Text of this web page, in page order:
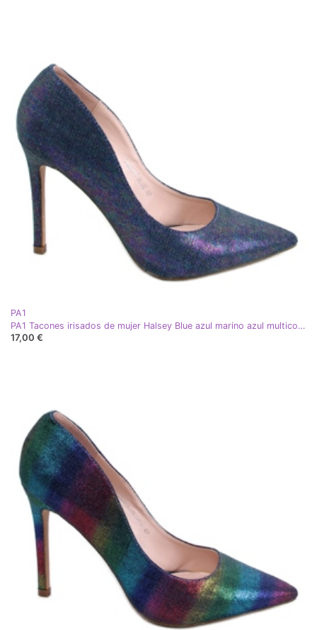
PA1
PA1 Tacones irisados ​​de mujer Halsey Blue azul marino azul multicolor
17,00 €